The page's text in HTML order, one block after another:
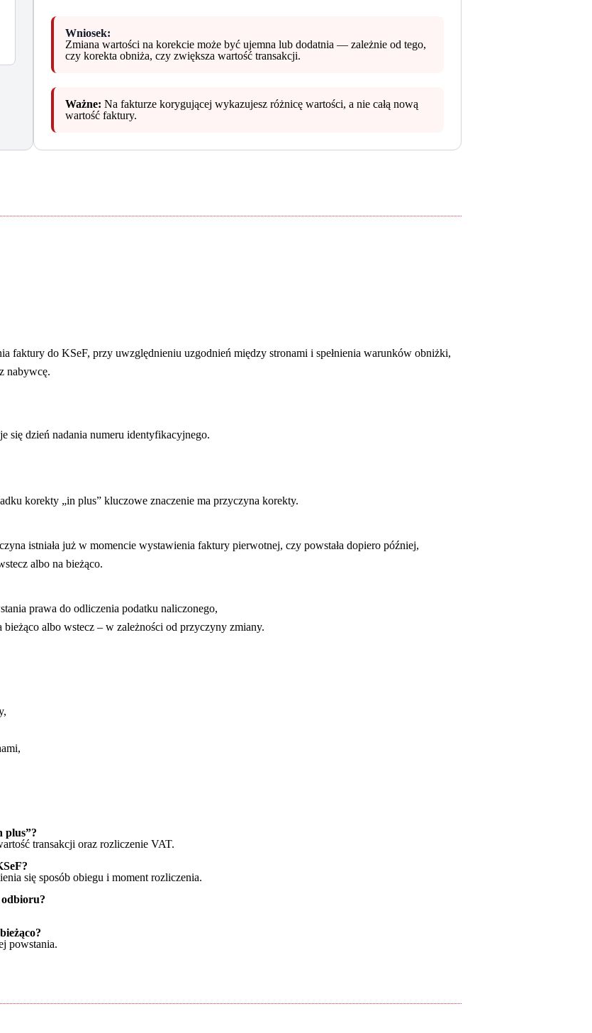
Wniosek:
Zmiana wartości na korekcie może być ujemna lub dodatnia — zależnie od tego,
czy korekta obniża, czy zwiększa wartość transakcji.
Ważne: Na fakturze korygującej wykazujesz różnicę wartości, a nie całą nową
wartość faktury.
faktury do KSeF, przy uwzględnieniu uzgodnień między stronami i spełnienia warunków obniżki,
nabywcę.
się dzień nadania numeru identyfikacyjnego.
korekty „in plus” kluczowe znaczenie ma przyczyna korekty.
istniała już w momencie wystawienia faktury pierwotnej, czy powstała dopiero później,
albo na bieżąco.
prawa do odliczenia podatku naliczonego,
albo wstecz – w zależności od przyczyny zmiany.
plus”?
transakcji oraz rozliczenie VAT.
się sposób obiegu i moment rozliczenia.
powstania.